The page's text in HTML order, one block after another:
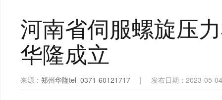
河南省伺服螺旋压
华隆成立
来源： 郑州华隆tel_0371-60121717 | 发布日期：2023-05-04